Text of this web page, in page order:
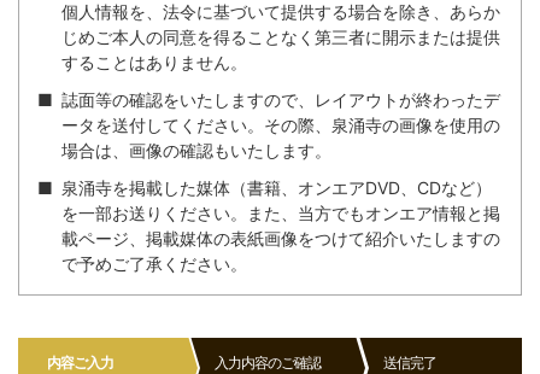
個人情報を、法令に基づいて提供する場合を除き、あらか
じめご本人の同意を得ることなく第三者に開示または提供
することはありません。
誌面等の確認をいたしますので、レイアウトが終わったデ
ータを送付してください。その際、泉涌寺の画像を使用の
場合は、画像の確認もいたします。
泉涌寺を掲載した媒体（書籍、オンエアDVD、CDなど）
を一部お送りください。また、当方でもオンエア情報と掲
載ページ、掲載媒体の表紙画像をつけて紹介いたしますの
で予めご了承ください。
内容ご入力 入力内容のご確認 送信完了